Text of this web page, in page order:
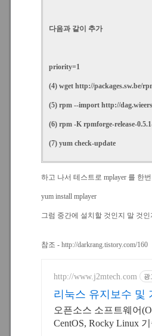
다음과 같이 추가
priority=1
(4) wget http://packages.sw.be/
(5) rpm --import http://
(6) rpm -K rpmforge-release-
(7) yum check-update
하고 나서 테스트로 mplayer 를 한
yum install mplayer
그럼 중간에 설치할 것인지 말 것
참조 - http://darkrang.tistory.com/160
http://www.j2mtech.com 광
리눅스 유지보수 및
오픈소스 소프트웨어
CentOS, Rocky Linux